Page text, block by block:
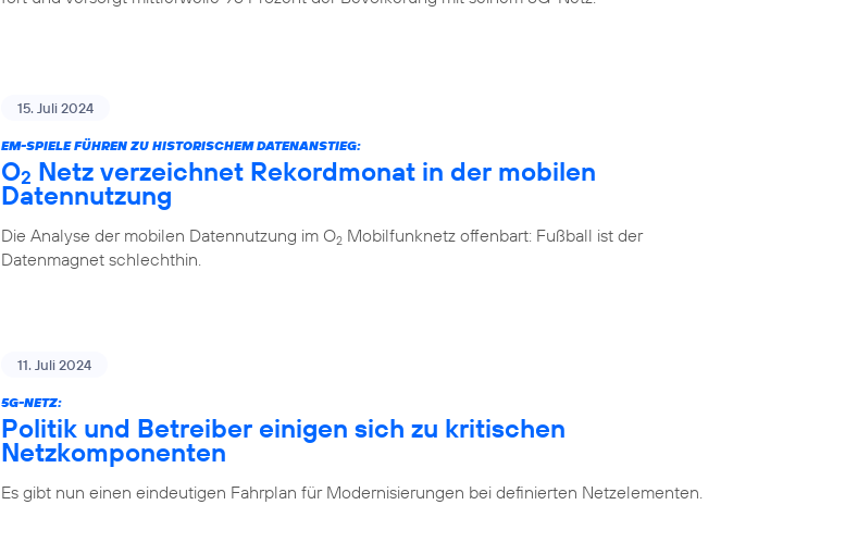
15. Juli 2024
EM-SPIELE FÜHREN ZU HISTORISCHEM DATENANSTIEG:
O2 Netz verzeichnet Rekordmonat in der mobilen
Datennutzung
Die Analyse der mobilen Datennutzung im O2 Mobilfunknetz offenbart: Fußball ist der
Datenmagnet schlechthin.
11. Juli 2024
5G-NETZ:
Politik und Betreiber einigen sich zu kritischen
Netzkomponenten
Es gibt nun einen eindeutigen Fahrplan für Modernisierungen bei definierten Netzelementen.